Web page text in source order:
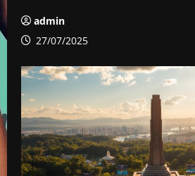
admin
27/07/2025